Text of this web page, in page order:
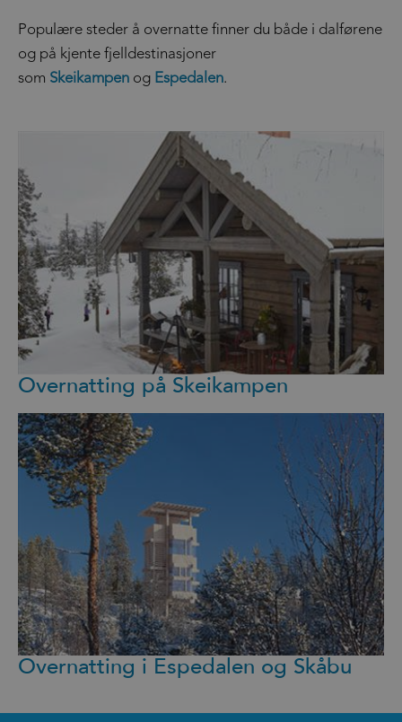
Populære steder å overnatte finner du både i dalførene
og på kjente fjelldestinasjoner
som Skeikampen og Espedalen.
Overnatting på Skeikampen
Overnatting i Espedalen og Skåbu